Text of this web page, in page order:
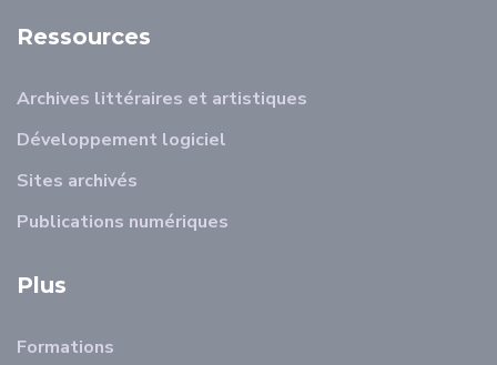
Ressources
Archives littéraires et artistiques
Développement logiciel
Sites archivés
Publications numériques
Plus
Formations